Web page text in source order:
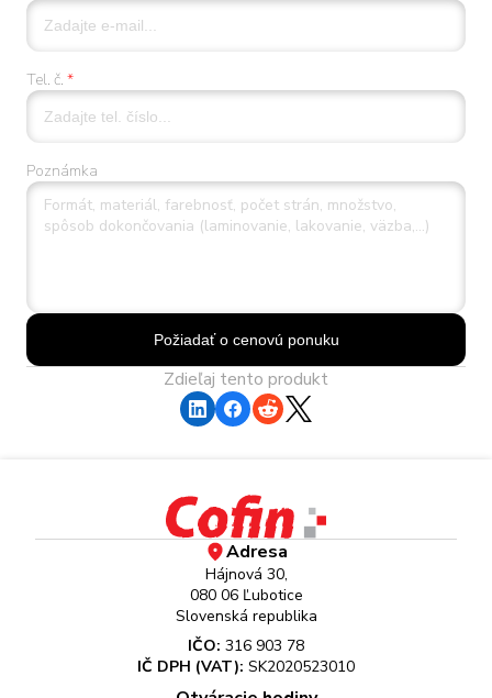
Tel. č.
Poznámka
Požiadať o cenovú ponuku
Zdieľaj tento produkt
Adresa
Hájnová 30,
080 06 Ľubotice
Slovenská republika
IČO: 316 903 78
IČ DPH (VAT): SK2020523010